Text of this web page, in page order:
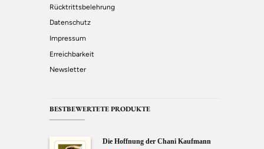
Rücktrittsbelehrung
Datenschutz
Impressum
Erreichbarkeit
Newsletter
BESTBEWERTETE PRODUKTE
Die Hoffnung der Chani Kaufmann